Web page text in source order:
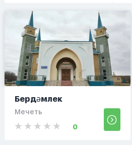
Бердәмлек
Мечеть
0